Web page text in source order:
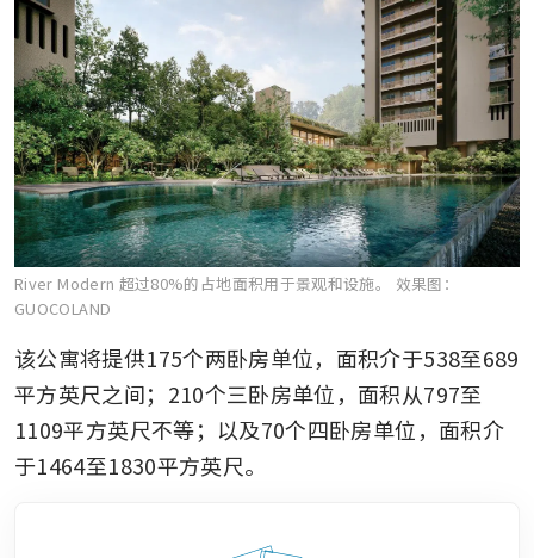
River Modern 超过80%的占地面积用于景观和设施。 效果图：
GUOCOLAND
该公寓将提供175个两卧房单位，面积介于538至689
平方英尺之间；210个三卧房单位，面积从797至
1109平方英尺不等；以及70个四卧房单位，面积介
于1464至1830平方英尺。